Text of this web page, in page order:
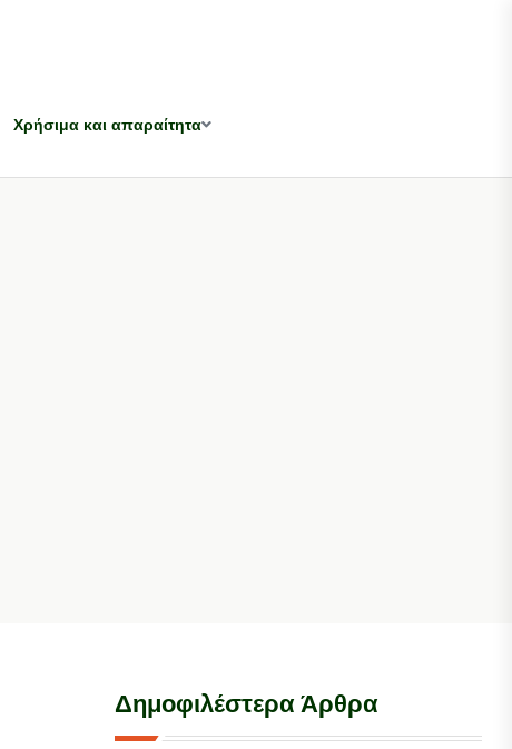
Χρήσιμα και απαραίτητα
Δημοφιλέστερα Άρθρα